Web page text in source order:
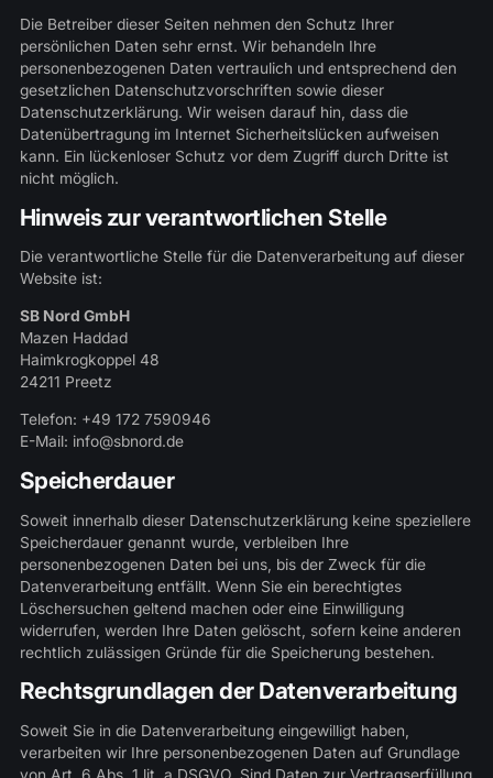
Die Betreiber dieser Seiten nehmen den Schutz Ihrer
persönlichen Daten sehr ernst. Wir behandeln Ihre
personenbezogenen Daten vertraulich und entsprechend den
gesetzlichen Datenschutzvorschriften sowie dieser
Datenschutzerklärung. Wir weisen darauf hin, dass die
Datenübertragung im Internet Sicherheitslücken aufweisen
kann. Ein lückenloser Schutz vor dem Zugriff durch Dritte ist
nicht möglich.
Hinweis zur verantwortlichen Stelle
Die verantwortliche Stelle für die Datenverarbeitung auf dieser
Website ist:
SB Nord GmbH
Mazen Haddad
Haimkrogkoppel 48
24211 Preetz
Telefon: +49 172 7590946
E-Mail: info@sbnord.de
Speicherdauer
Soweit innerhalb dieser Datenschutzerklärung keine speziellere
Speicherdauer genannt wurde, verbleiben Ihre
personenbezogenen Daten bei uns, bis der Zweck für die
Datenverarbeitung entfällt. Wenn Sie ein berechtigtes
Löschersuchen geltend machen oder eine Einwilligung
widerrufen, werden Ihre Daten gelöscht, sofern keine anderen
rechtlich zulässigen Gründe für die Speicherung bestehen.
Rechtsgrundlagen der Datenverarbeitung
Soweit Sie in die Datenverarbeitung eingewilligt haben,
verarbeiten wir Ihre personenbezogenen Daten auf Grundlage